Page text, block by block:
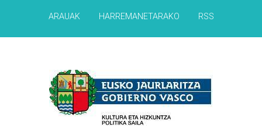
ARAUAK HARREMANETARAKO RSS